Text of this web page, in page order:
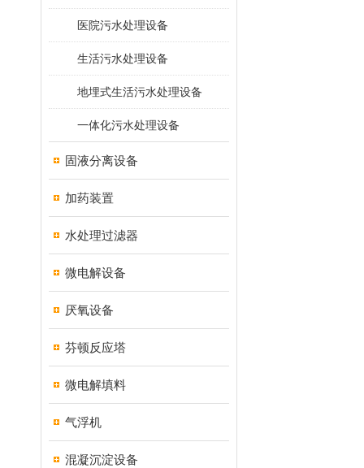
医院污水处理设备
生活污水处理设备
地埋式生活污水处理设备
一体化污水处理设备
固液分离设备
加药装置
水处理过滤器
微电解设备
厌氧设备
芬顿反应塔
微电解填料
气浮机
混凝沉淀设备